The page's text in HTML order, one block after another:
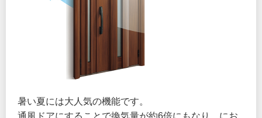
暑い夏には大人気の機能です。
通風ドアにすることで換気量が約6倍にもなり、にお